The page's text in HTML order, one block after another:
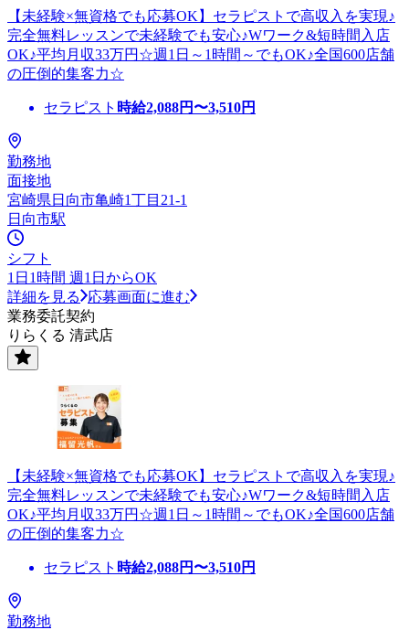
【未経験×無資格でも応募OK】セラピストで高収入を実現♪
完全無料レッスンで未経験でも安心♪Wワーク&短時間入店
OK♪平均月収33万円☆週1日～1時間～でもOK♪全国600店舗
の圧倒的集客力☆
セラピスト 時給2,088円〜3,510円
勤務地
面接地
宮崎県日向市亀崎1丁目21-1
日向市駅
シフト
1日1時間 週1日からOK
詳細を見る
応募画面に進む
業務委託契約
りらくる 清武店
【未経験×無資格でも応募OK】セラピストで高収入を実現♪
完全無料レッスンで未経験でも安心♪Wワーク&短時間入店
OK♪平均月収33万円☆週1日～1時間～でもOK♪全国600店舗
の圧倒的集客力☆
セラピスト 時給2,088円〜3,510円
勤務地